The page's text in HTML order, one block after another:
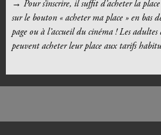
→ Pour s’inscrire, il suffit d’acheter la
sur le bouton « acheter ma place » en bas
page ou à l’accueil du cinéma ! Les
peuvent acheter leur place aux tarifs